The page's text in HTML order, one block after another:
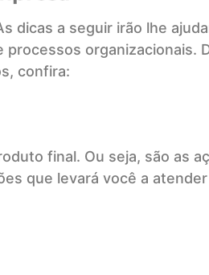
dicas a seguir irão lhe
organizacionais.
confira:
final. Ou seja, são as
que levará você a